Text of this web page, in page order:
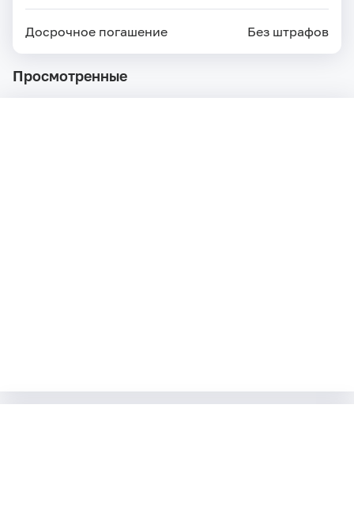
Досрочное погашение Без штрафов
Просмотренные